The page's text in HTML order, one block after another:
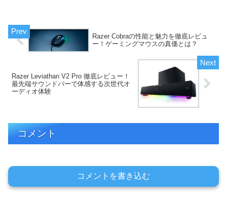
Razer Cobraの性能と魅力を徹底レビュ
ー！ゲーミングマウスの真価とは？
Razer Leviathan V2 Pro 徹底レビュー！
最先端サウンドバーで体感する次世代オ
ーディオ体験
コメント
コメントを書き込む